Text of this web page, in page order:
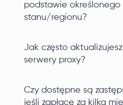
podstawie określonego
stanu/regionu?
Jak często
serwery proxy?
Czy dostępne są
jeśli zapłacę za kilka